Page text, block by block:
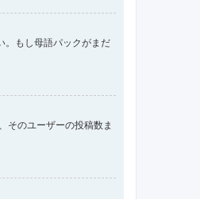
。もし母語パックがまだ
そのユーザーの投稿数ま